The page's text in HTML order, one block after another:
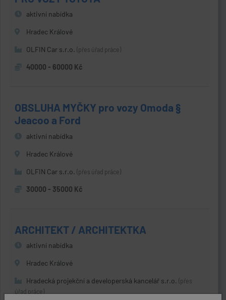
aktivní nabídka
Hradec Králové
OLFIN Car s.r.o. (přes úřad práce)
40000 - 60000 Kč
OBSLUHA MYČKY pro vozy Omoda §
Jeacoo a Ford
aktivní nabídka
Hradec Králové
OLFIN Car s.r.o. (přes úřad práce)
30000 - 35000 Kč
ARCHITEKT / ARCHITEKTKA
aktivní nabídka
Hradec Králové
Hradecká projekční a developerská kancelář s.r.o. (přes
úřad práce)